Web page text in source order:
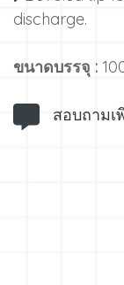
discharge.
ขนาดบรรจุ :
สอบถามเ